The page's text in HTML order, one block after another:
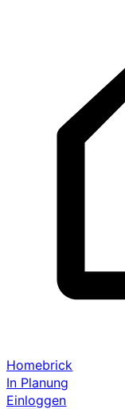
Homebrick
In Planung
Einloggen